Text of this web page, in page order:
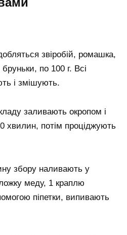
звіробій, ромашка,
по 100 г. Всі
і змішують.
заливають окропом і
хвилин, потім проціджують
збору наливають у
меду, 1 краплю
піпетки, випивають